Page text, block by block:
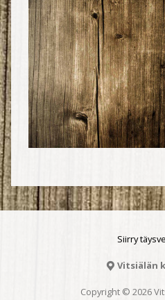
Siirry
Vitsiälän
Copyright © 2026